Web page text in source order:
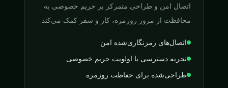
اتصال امن و طراحی متمرکز بر حریم خصوصی به
محافظت از مرور روزمره، کار و سفر کمک می‌کند.
اتصال‌های رمزنگاری‌شده امن
تجربه دسترسی با اولویت حریم خصوصی
طراحی‌شده برای حفاظت روزمره